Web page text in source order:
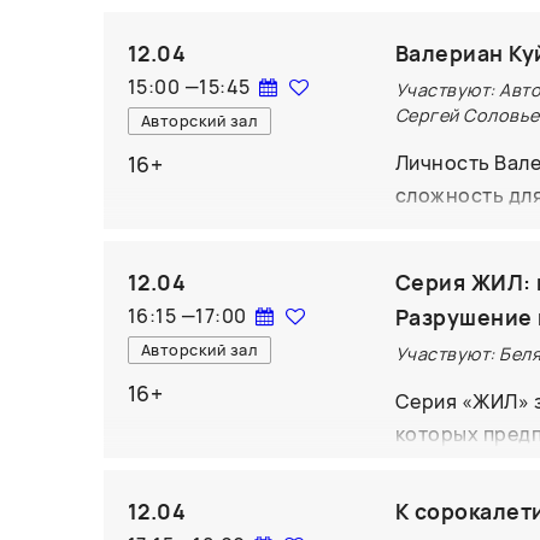
Гитлера? Кто
катастрофе?
раскрывает
политика».
12.04
15:00 —15:45
Авторский зал
16+
Валериан
Участвуют:
Сергей
Личность
сложность
разными:
него и
страстное
поисках
12.04
16:15 —17:00
Авторский зал
16+
Серия ЖИЛ:
Разрушение
Участвуют:
Серия «ЖИЛ»
которых
прозаики,
мемуары,
12.04
К